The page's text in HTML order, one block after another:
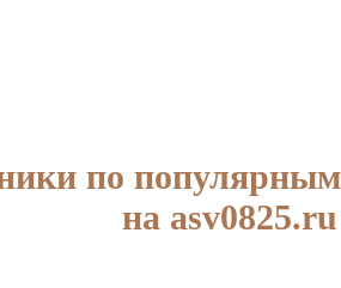
по
на asv0825.ru